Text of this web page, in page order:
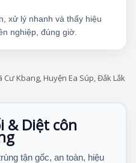
xử lý nhanh và thấy hiệu
nghiệp, đúng giờ.
Cư Kbang, Huyện Ea Súp, Đắk Lắk
& Diệt côn
tận gốc, an toàn, hiệu